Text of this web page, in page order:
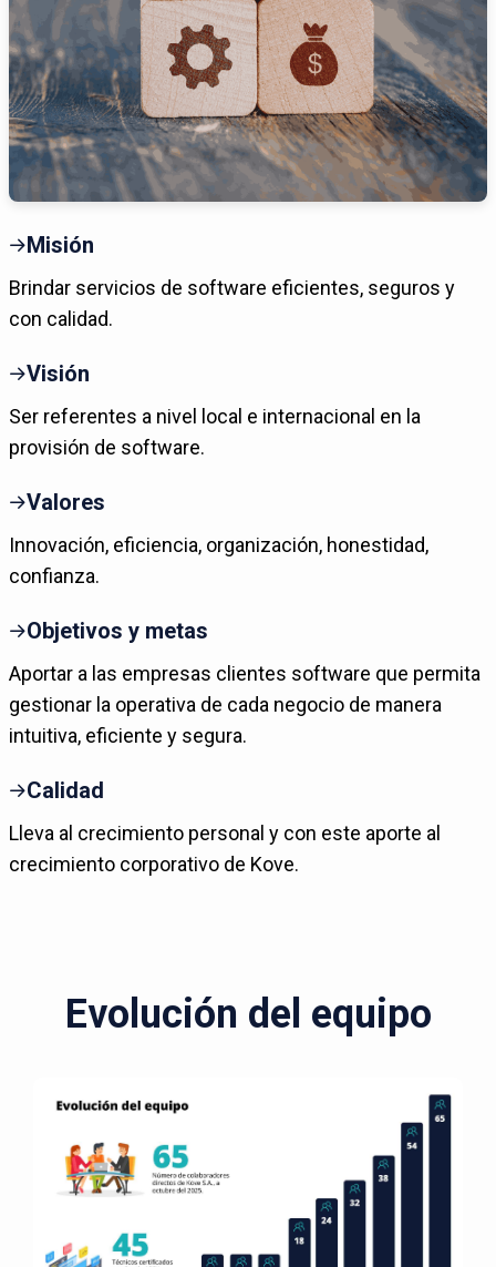
Misión
Brindar servicios de software eficientes, seguros y
con calidad.
Visión
Ser referentes a nivel local e internacional en la
provisión de software.
Valores
Innovación, eficiencia, organización, honestidad,
confianza.
Objetivos y metas
Aportar a las empresas clientes software que permita
gestionar la operativa de cada negocio de manera
intuitiva, eficiente y segura.
Calidad
Lleva al crecimiento personal y con este aporte al
crecimiento corporativo de Kove.
Evolución del equipo